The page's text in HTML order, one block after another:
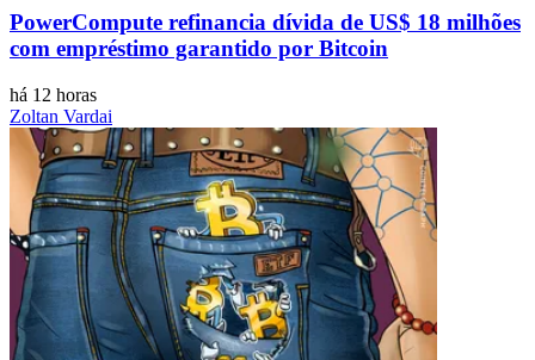
PowerCompute refinancia dívida de US$ 18 milhões
com empréstimo garantido por Bitcoin
há 12 horas
Zoltan Vardai